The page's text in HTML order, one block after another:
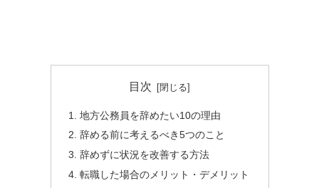
目次
地方公務員を辞めたい10の理由
辞める前に考えるべき5つのこと
辞めずに状況を改善する方法
転職した場合のメリット・デメリット